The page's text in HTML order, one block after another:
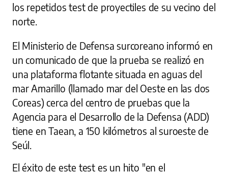
los repetidos test de proyectiles de su vecino del
norte.
El Ministerio de Defensa surcoreano informó en
un comunicado de que la prueba se realizó en
una plataforma flotante situada en aguas del
mar Amarillo (llamado mar del Oeste en las dos
Coreas) cerca del centro de pruebas que la
Agencia para el Desarrollo de la Defensa (ADD)
tiene en Taean, a 150 kilómetros al suroeste de
Seúl.
El éxito de este test es un hito "en el